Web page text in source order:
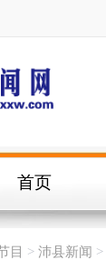
首页
目 > 沛县新闻 >